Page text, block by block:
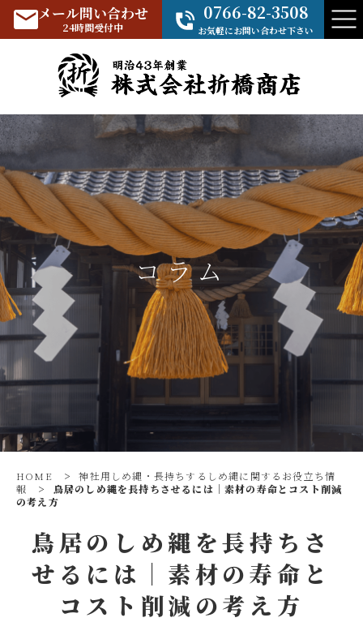
メール問い合わせ
24時間受付中
0766-82-3508
お気軽にお問い合わせ下さい
コラム
HOME >
神社用しめ縄・長持ちするしめ縄に関するお役立ち情
報
>
鳥居のしめ縄を長持ちさせるには｜素材の寿命とコスト削減
の考え方
鳥居のしめ縄を長持ちさ
せるには｜素材の寿命と
コスト削減の考え方